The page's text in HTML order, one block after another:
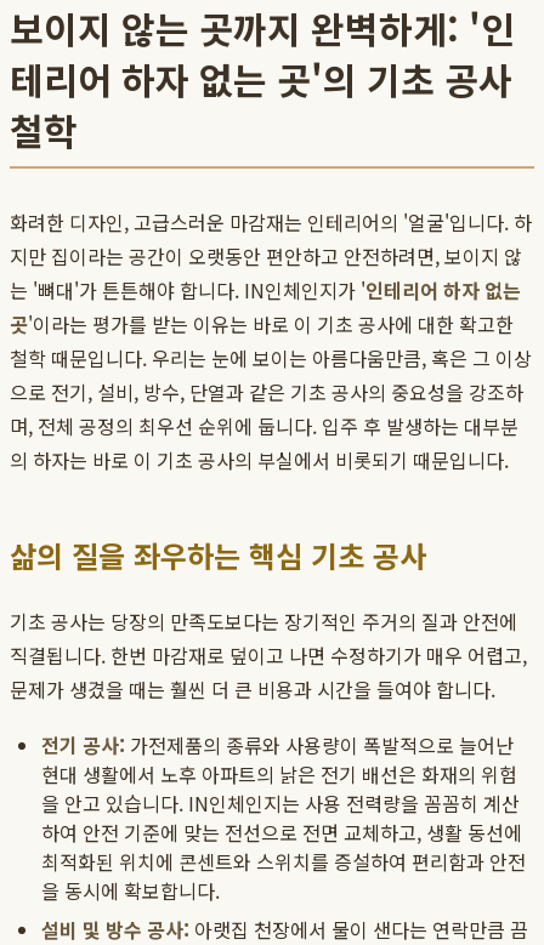
보이지 않는 곳까지 완벽하게: '인
테리어 하자 없는 곳'의 기초 공사
철학
화려한 디자인, 고급스러운 마감재는 인테리어의 '얼굴'입니다. 하
지만 집이라는 공간이 오랫동안 편안하고 안전하려면, 보이지 않
는 '뼈대'가 튼튼해야 합니다. IN인체인지가 '인테리어 하자 없는
곳'이라는 평가를 받는 이유는 바로 이 기초 공사에 대한 확고한
철학 때문입니다. 우리는 눈에 보이는 아름다움만큼, 혹은 그 이상
으로 전기, 설비, 방수, 단열과 같은 기초 공사의 중요성을 강조하
며, 전체 공정의 최우선 순위에 둡니다. 입주 후 발생하는 대부분
의 하자는 바로 이 기초 공사의 부실에서 비롯되기 때문입니다.
삶의 질을 좌우하는 핵심 기초 공사
기초 공사는 당장의 만족도보다는 장기적인 주거의 질과 안전에
직결됩니다. 한번 마감재로 덮이고 나면 수정하기가 매우 어렵고,
문제가 생겼을 때는 훨씬 더 큰 비용과 시간을 들여야 합니다.
전기 공사: 가전제품의 종류와 사용량이 폭발적으로 늘어난
현대 생활에서 노후 아파트의 낡은 전기 배선은 화재의 위험
을 안고 있습니다. IN인체인지는 사용 전력량을 꼼꼼히 계산
하여 안전 기준에 맞는 전선으로 전면 교체하고, 생활 동선에
최적화된 위치에 콘센트와 스위치를 증설하여 편리함과 안전
을 동시에 확보합니다.
설비 및 방수 공사: 아랫집 천장에서 물이 샌다는 연락만큼 끔